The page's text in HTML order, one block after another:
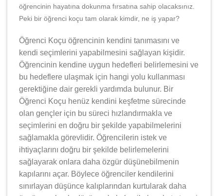
öğrencinin hayatına dokunma fırsatına sahip olacaksınız.
Peki bir öğrenci koçu tam olarak kimdir, ne iş yapar?
Öğrenci Koçu öğrencinin kendini tanımasını ve
kendi seçimlerini yapabilmesini sağlayan kişidir.
Öğrencinin kendine uygun hedefleri belirlemesini ve
bu hedeflere ulaşmak için hangi yolu kullanması
gerektiğine dair gerekli yardımda bulunur. Bir
Öğrenci Koçu henüz kendini keşfetme sürecinde
olan gençler için bu süreci hızlandırmakla ve
seçimlerini en doğru bir şekilde yapabilmelerini
sağlamakla görevlidir. Öğrencilerin istek ve
ihtiyaçlarını doğru bir şekilde belirlemelerini
sağlayarak onlara daha özgür düşünebilmenin
kapılarını açar. Böylece öğrenciler kendilerini
sınırlayan düşünce kalıplarından kurtularak daha